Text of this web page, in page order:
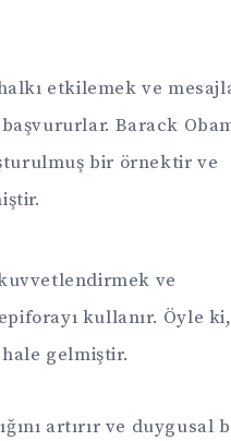
etkilemek ve
Barack
bir örnektir ve
ve
kullanır. Öyle
gelmiştir.
artırır ve duygusal